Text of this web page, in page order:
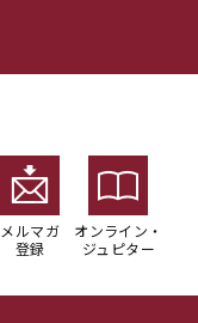
メルマガ
登録
オンライン・
ジュピター